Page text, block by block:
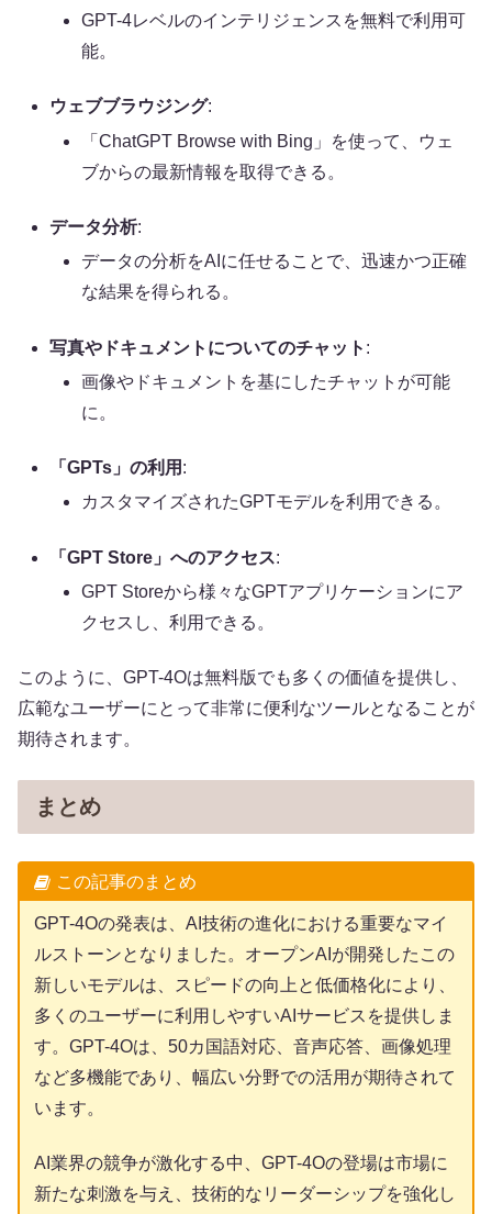
GPT-4レベルのインテリジェンスを無料で利用可
能。
ウェブブラウジング:
「ChatGPT Browse with Bing」を使って、ウェ
ブからの最新情報を取得できる。
データ分析:
データの分析をAIに任せることで、迅速かつ正確
な結果を得られる。
写真やドキュメントについてのチャット :
画像やドキュメントを基にしたチャットが可能
に。
「GPTs」の利用 :
カスタマイズされたGPTモデルを利用できる。
「GPT Store」へのアクセス:
GPT Storeから様々なGPTアプリケーションにア
クセスし、利用できる。
このように、GPT-4Oは無料版でも多くの価値を提供し、
広範なユーザーにとって非常に便利なツールとなることが
期待されます。
まとめ
この記事のまとめ
GPT-4Oの発表は、AI技術の進化における重要なマイ
ルストーンとなりました。オープンAIが開発したこの
新しいモデルは、スピードの向上と低価格化により、
多くのユーザーに利用しやすいAIサービスを提供しま
す。GPT-4Oは、50カ国語対応、音声応答、画像処理
など多機能であり、幅広い分野での活用が期待されて
います。
AI業界の競争が激化する中、GPT-4Oの登場は市場に
新たな刺激を与え、技術的なリーダーシップを強化し